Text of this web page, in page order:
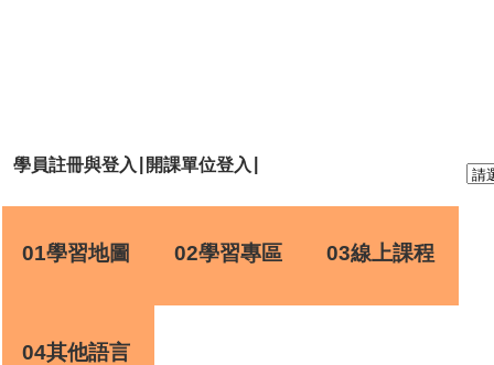
學員註冊與登入 開課單位登入
01學習地圖 02學習專區 03線上課程
04其他語言